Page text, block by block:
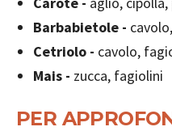
Barbabietole -
Cetriolo - cavolo,
Mais - zucca, fagiolini
PER